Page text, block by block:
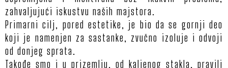
zahvaljujući iskustvu naših majstora.
Primarni cilj, pored estetike, je bio da se gornji deo
koji je namenjen za sastanke, zvučno izoluje i odvoji
od donjeg sprata.
Takođe smo i u prizemlju, od kaljenog stakla, pravili